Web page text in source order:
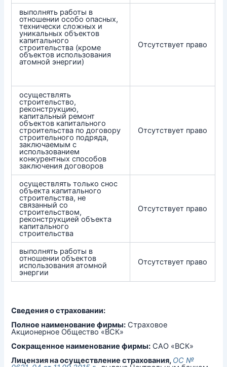
выполнять работы в
отношении особо опасных,
технически сложных и
уникальных объектов
капитального
строительства (кроме
объектов использования
атомной энергии)
Отсутствует право
осуществлять
строительство,
реконструкцию,
капитальный ремонт
объектов капитального
строительства по договору
строительного подряда,
заключаемым с
использованием
конкурентных способов
заключения договоров
Отсутствует право
осуществлять только снос
объекта капитального
строительства, не
связанный со
строительством,
реконструкцией объекта
капитального
строительства
Отсутствует право
выполнять работы в
отношении объектов
использования атомной
энергии
Отсутствует право
Сведения о страховании:
Полное наименование фирмы: Страховое
Акционерное Общество «ВСК»
Сокращенное наименование фирмы: САО «ВСК»
Лицензия на осуществление страхования, ОС №